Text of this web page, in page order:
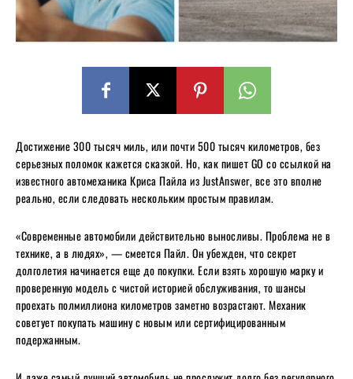
Достижение 300 тысяч миль, или почти 500 тысяч километров, без
серьезных поломок кажется сказкой. Но, как пишет GO со ссылкой на
известного автомеханика Криса Пайла из JustAnswer, все это вполне
реально, если следовать нескольким простым правилам.
«Современные автомобили действительно выносливы. Проблема не в
технике, а в людях», — смеется Пайл. Он убежден, что секрет
долголетия начинается еще до покупки. Если взять хорошую марку и
проверенную модель с чистой историей обслуживания, то шансы
проехать полмиллиона километров заметно возрастают. Механик
советует покупать машину с новым или сертифицированным
подержанным.